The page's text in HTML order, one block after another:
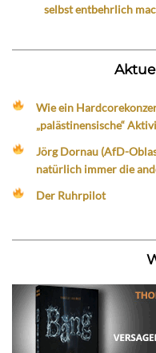
selbst entbehrlich
Wie ein
„palästinensische“
Jörg Dornau (AfD-
natürlich immer die
Der Ruhrpilot